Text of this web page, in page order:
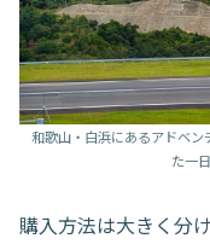
和歌山・白浜にあるアドベ
た一
購入方法は大きく分